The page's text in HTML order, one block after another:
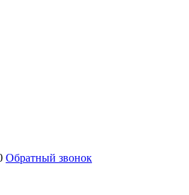
Обратный звонок